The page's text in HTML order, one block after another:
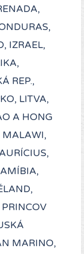
IZRAEL,
REP.,
LITVA,
A HONG
MALAWI,
MARINO,